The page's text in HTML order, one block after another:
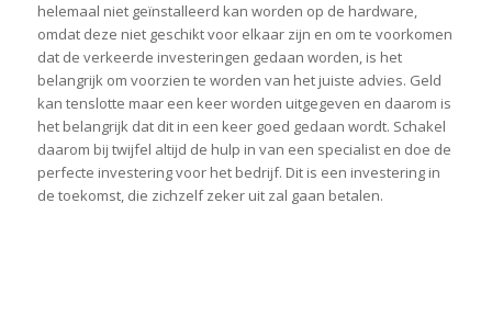
helemaal niet geïnstalleerd kan worden op de hardware,
omdat deze niet geschikt voor elkaar zijn en om te voorkomen
dat de verkeerde investeringen gedaan worden, is het
belangrijk om voorzien te worden van het juiste advies. Geld
kan tenslotte maar een keer worden uitgegeven en daarom is
het belangrijk dat dit in een keer goed gedaan wordt. Schakel
daarom bij twijfel altijd de hulp in van een specialist en doe de
perfecte investering voor het bedrijf. Dit is een investering in
de toekomst, die zichzelf zeker uit zal gaan betalen.